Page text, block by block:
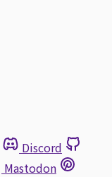
Discord
Mastodon